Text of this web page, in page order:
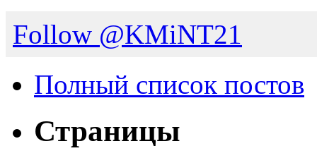
Follow @KMiNT21
Полный список постов
Страницы